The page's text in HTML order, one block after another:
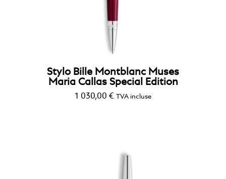
Stylo Bille Montblanc Muses
Maria Callas Special Edition
1 030,00 € TVA incluse